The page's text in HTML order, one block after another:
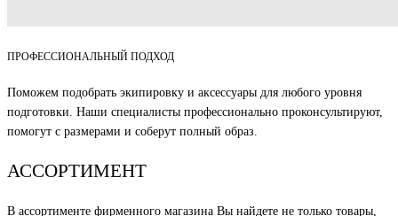
ПРОФЕССИОНАЛЬНЫЙ ПОДХОД
Поможем подобрать экипировку и аксессуары для любого уровня
подготовки. Наши специалисты профессионально проконсультируют,
помогут с размерами и соберут полный образ.
АССОРТИМЕНТ
В ассортименте фирменного магазина Вы найдете не только товары,